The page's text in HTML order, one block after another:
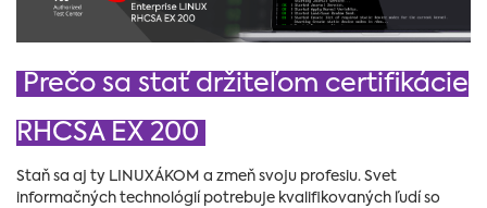
Prečo sa stať držiteľom certifikácie
RHCSA EX 200
Staň sa aj ty LINUXÁKOM a zmeň svoju profesiu. Svet
informačných technológií potrebuje kvalifikovaných ľudí so